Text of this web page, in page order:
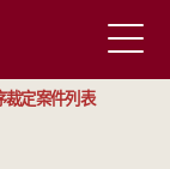
裁定案件列表